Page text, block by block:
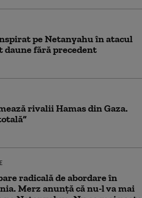
pe Netanyahu în atacul
fără precedent
rivalii Hamas din Gaza.
radicală de abordare în
Merz anunță că nu-l va mai